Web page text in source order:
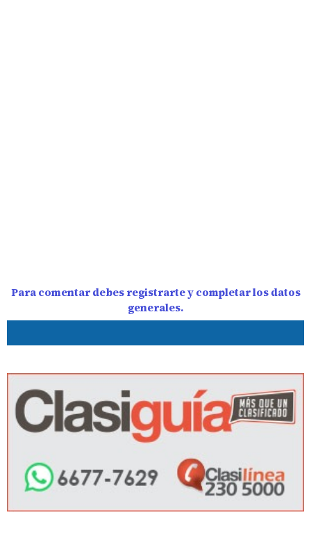
Para comentar debes registrarte y completar los datos
generales.